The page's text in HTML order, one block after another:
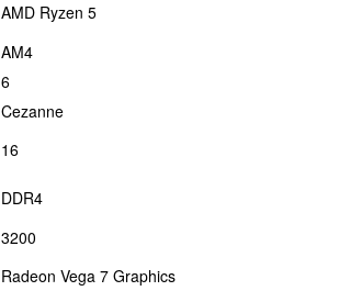
AMD Ryzen 5
AM4
6
Cezanne
16
DDR4
3200
Radeon Vega 7 Graphics